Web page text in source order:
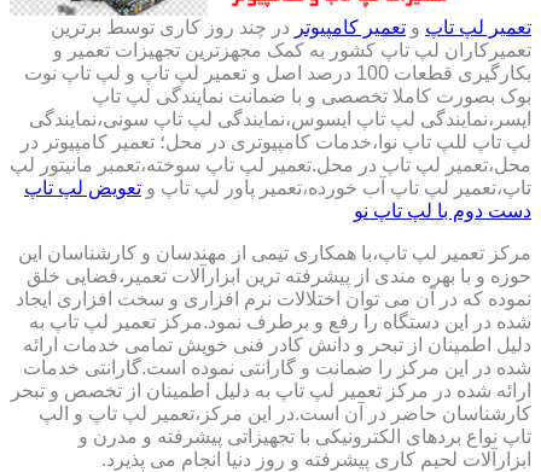
تعمیر لپ تاپ و تعمیر کامپیوتر در چند روز کاری توسط برترین
تعمیرکاران لپ تاپ کشور به کمک مجهزترین تجهیزات تعمیر و
بکارگیری قطعات 100 درصد اصل و تعمیر لپ تاپ و لپ تاپ نوت
بوک بصورت کاملا تخصصی و با ضمانت نمایندگی لپ تاپ
ایسر،نمایندگی لپ تاپ ایسوس،نمایندگی لپ تاپ سونی،نمایندگی
لپ تاپ للپ تاپ نوا،خدمات کامپیوتری در محل؛ تعمیر کامپیوتر در
محل،تعمیر لپ تاپ در محل.تعمیر لپ تاپ سوخته،تعمبر مانیتور لپ
تاپ،تعمیر لپ تاپ آب خورده،تعمیر پاور لپ تاپ و تعویض لپ تاپ
دست دوم با لپ تاپ نو
مرکز تعمیر لپ تاپ،با همکاری تیمی از مهندسان و کارشناسان این
حوزه و با بهره مندی از پیشرفته ترین ابزارآلات تعمیر،فضایی خلق
نموده که در آن می توان اختلالات نرم افزاری و سخت افزاری ایجاد
شده در این دستگاه را رفع و برطرف نمود.مرکز تعمیر لپ تاپ به
دلیل اطمینان از تبحر و دانش کادر فنی خویش تمامی خدمات ارائه
شده در این مرکز را ضمانت و گارانتی نموده است.گارانتی خدمات
ارائه شده در مرکز تعمیر لپ تاپ به دلیل اطمینان از تخصص و تبحر
کارشناسان حاضر در آن است.در این مرکز،تعمیر لپ تاپ و الپ
تاپ نواع بردهای الکترونیکی با تجهیزاتی پیشرفته و مدرن و
ابزارآلات لحیم کاری پیشرفته و روز دنیا انجام می پذیرد.